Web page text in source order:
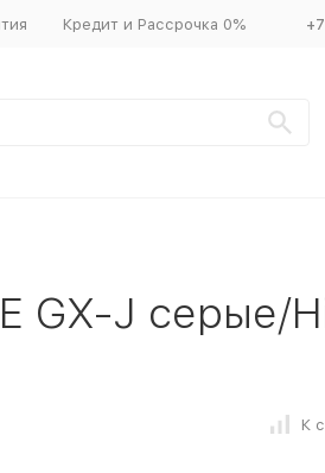
Кредит и Рассрочка 0%
GX-J серые/
К